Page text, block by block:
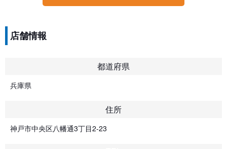
店舗情報
都道府県
兵庫県
住所
神戸市中央区八幡通3丁目2-23